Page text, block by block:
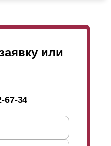
или
67-34